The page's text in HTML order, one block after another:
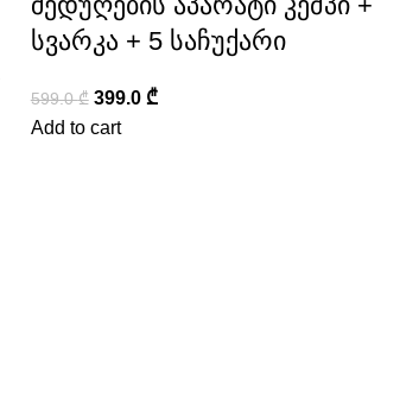
სვარკა + 5 საჩუქარი
599.0₾ 399.0 ₾
Add to cart